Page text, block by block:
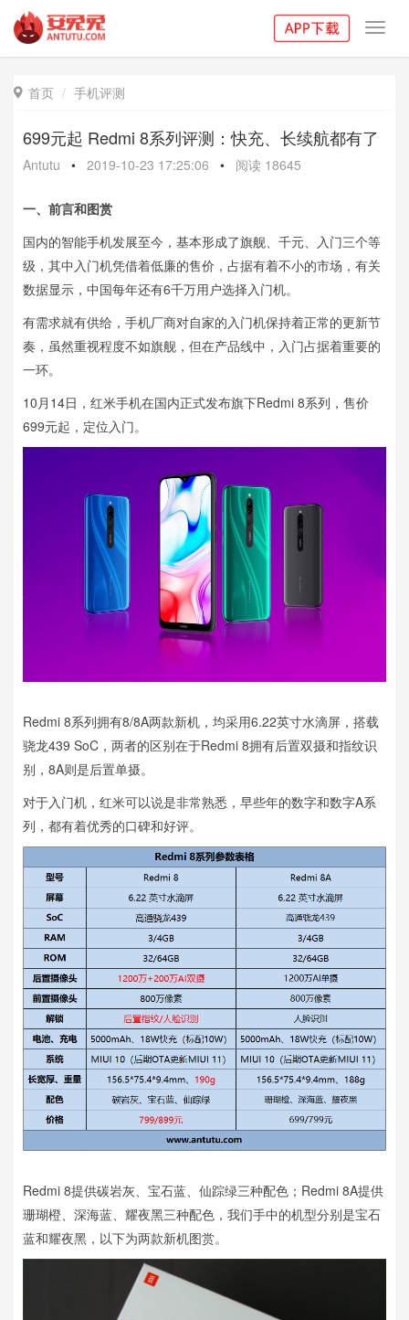
 首页 手机评测
699元起 Redmi 8系列评测：快充、长续航都有了
Antutu • 2019-10-23 17:25:06 • 阅读 18645
一、 前言和图赏
国内的智能手机发展至今，基本形成了旗舰、千元、入门三个等
级，其中入门机凭借着低廉的售价，占据有着不小的市场，有关
数据显示，中国每年还有6千万用户选择入门机。
有需求就有供给，手机厂商对自家的入门机保持着正常的更新节
奏，虽然重视程度不如旗舰，但在产品线中，入门占据着重要的
一环。
10月14日，红米手机在国内正式发布旗下Redmi 8系列，售价
699元起，定位入门。
Redmi 8系列拥有8/8A两款新机，均采用6.22英寸水滴屏，搭载
骁龙439 SoC，两者的区别在于Redmi 8拥有后置双摄和指纹识
别，8A则是后置单摄。
对于入门机，红米可以说是非常熟悉，早些年的数字和数字A系
列，都有着优秀的口碑和好评。
Redmi 8提供碳岩灰、宝石蓝、仙踪绿三种配色；Redmi 8A提供
珊瑚橙、深海蓝、耀夜黑三种配色，我们手中的机型分别是宝石
蓝和耀夜黑，以下为两款新机图赏。